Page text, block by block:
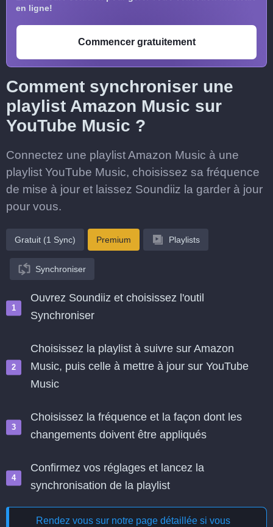
en ligne!
Commencer gratuitement
Comment synchroniser une
playlist Amazon Music sur
YouTube Music ?
Connectez une playlist Amazon Music à une
playlist YouTube Music, choisissez sa fréquence
de mise à jour et laissez Soundiiz la garder à jour
pour vous.
Gratuit (1 Sync) Premium Playlists
Synchroniser
Ouvrez Soundiiz et choisissez l'outil
Synchroniser
Choisissez la playlist à suivre sur Amazon
Music, puis celle à mettre à jour sur YouTube
Music
Choisissez la fréquence et la façon dont les
changements doivent être appliqués
Confirmez vos réglages et lancez la
synchronisation de la playlist
Rendez vous sur notre page détaillée si vous